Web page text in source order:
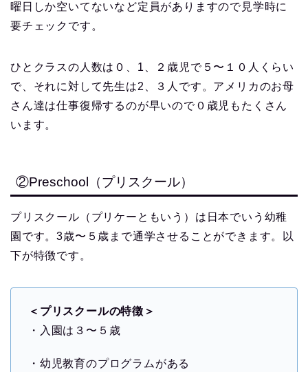
曜日しか空いてないなど定員がありますので見学時に
要チェックです。
ひとクラスの人数は０、1、２歳児で５〜１０人くらい
で、それに対して先生は2、３人です。アメリカのお母
さん達は仕事復帰するのが早いので０歳児もたくさん
います。
②Preschool（プリスクール）
プリスクール（プリケーともいう）は日本でいう幼稚
園です。3歳〜５歳まで通学させることができます。以
下が特徴です。
＜プリスクールの特徴＞
・入園は３〜５歳
・幼児教育のプログラムがある